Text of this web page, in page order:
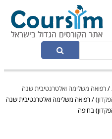
/רפואה משלימה ואלטרנטיבית שנה
/רפואה משלימה ואלטרנטיבית שנה
בחיפה